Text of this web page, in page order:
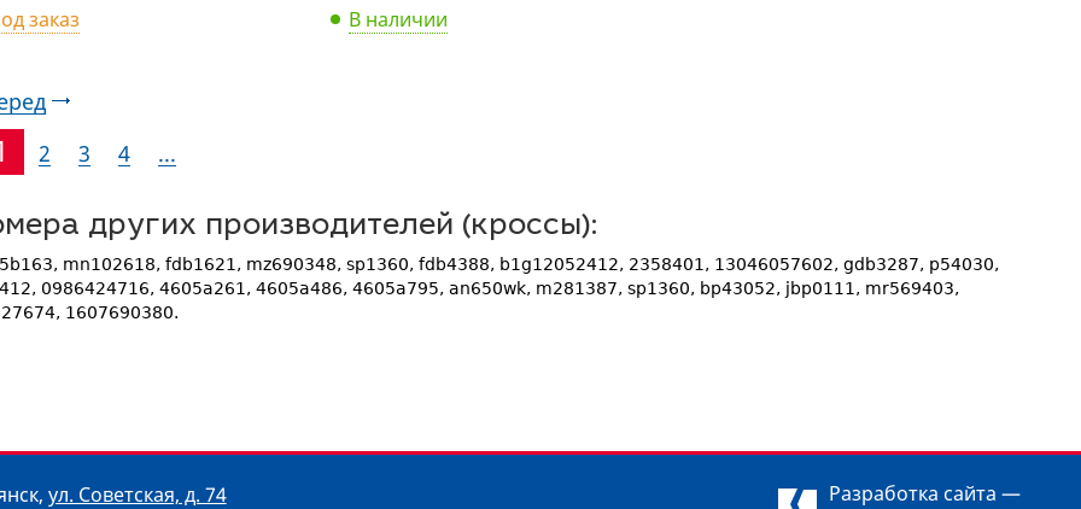
заказ В наличии
2 3 4 ...
других производителей (кроссы):
mn102618, fdb1621, mz690348, sp1360, fdb4388, b1g12052412, 2358401, 13046057602, gdb3287, p54030,
0986424716, 4605a261, 4605a486, 4605a795, an650wk, m281387, sp1360, bp43052, jbp0111, mr569403,
1607690380.
, ул. Советская, д. 74
Разработка сайта —